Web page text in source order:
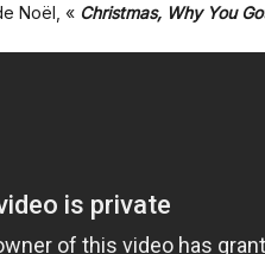
Noël, « Christmas, Why You